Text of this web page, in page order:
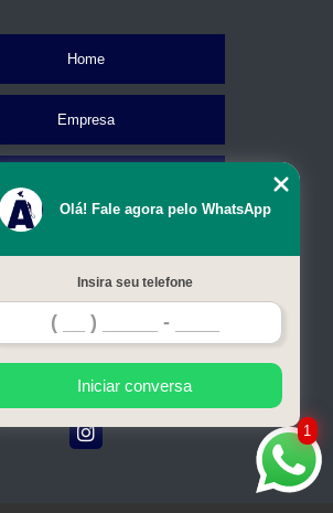
Home
Empresa
Contato
Mapa do site
1
Olá! Fale agora pelo WhatsApp
Insira seu telefone
Iniciar conversa